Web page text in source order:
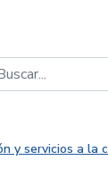
y servicios a la